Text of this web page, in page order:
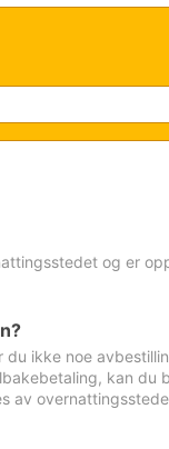
og er
ikke noe
kan du
av